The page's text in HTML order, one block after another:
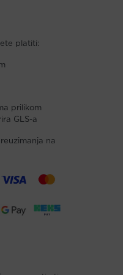
platiti:
prilikom
GLS-a
na